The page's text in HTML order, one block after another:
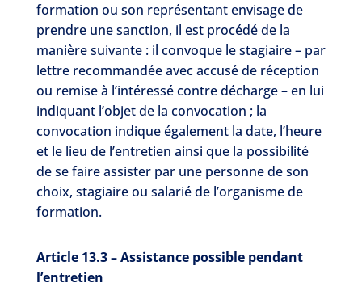
formation ou son représentant envisage de
prendre une sanction, il est procédé de la
manière suivante : il convoque le stagiaire – par
lettre recommandée avec accusé de réception
ou remise à l’intéressé contre décharge – en lui
indiquant l’objet de la convocation ; la
convocation indique également la date, l’heure
et le lieu de l’entretien ainsi que la possibilité
de se faire assister par une personne de son
choix, stagiaire ou salarié de l’organisme de
formation.
Article 13.3 – Assistance possible pendant
l’entretien